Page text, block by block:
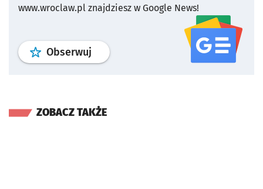
www.wroclaw.pl znajdziesz w Google News!
Obserwuj profil serwisu
ZOBACZ TAKŻE